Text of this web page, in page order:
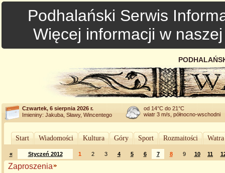
Podhalański Serwis
Więcej informacji w
Czwartek, 6 sierpnia 2026 r.
Imieniny: Jakuba, Sławy, Wincentego
od 14°C do 21°C
wiatr 3 m/s, północno-wschodni
Start Wiadomości Kultura Góry Sport Rozmaitości
« Styczeń 2012 1 2 3 4 5 6 7 8 9 10 11
Zaproszenia